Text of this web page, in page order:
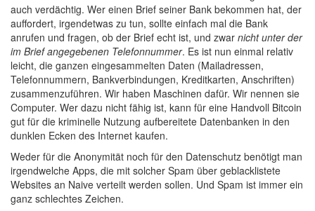
auch verdächtig. Wer einen Brief seiner Bank bekommen hat, der
auffordert, irgendetwas zu tun, sollte einfach mal die Bank
anrufen und fragen, ob der Brief echt ist, und zwar nicht unter der
im Brief angegebenen Telefonnummer. Es ist nun einmal relativ
leicht, die ganzen eingesammelten Daten (Mailadressen,
Telefonnummern, Bankverbindungen, Kreditkarten, Anschriften)
zusammenzuführen. Wir haben Maschinen dafür. Wir nennen sie
Computer. Wer dazu nicht fähig ist, kann für eine Handvoll Bitcoin
gut für die kriminelle Nutzung aufbereitete Datenbanken in den
dunklen Ecken des Internet kaufen.
Weder für die Anonymität noch für den Datenschutz benötigt man
irgendwelche Apps, die mit solcher Spam über geblacklistete
Websites an Naive verteilt werden sollen. Und Spam ist immer ein
ganz schlechtes Zeichen.